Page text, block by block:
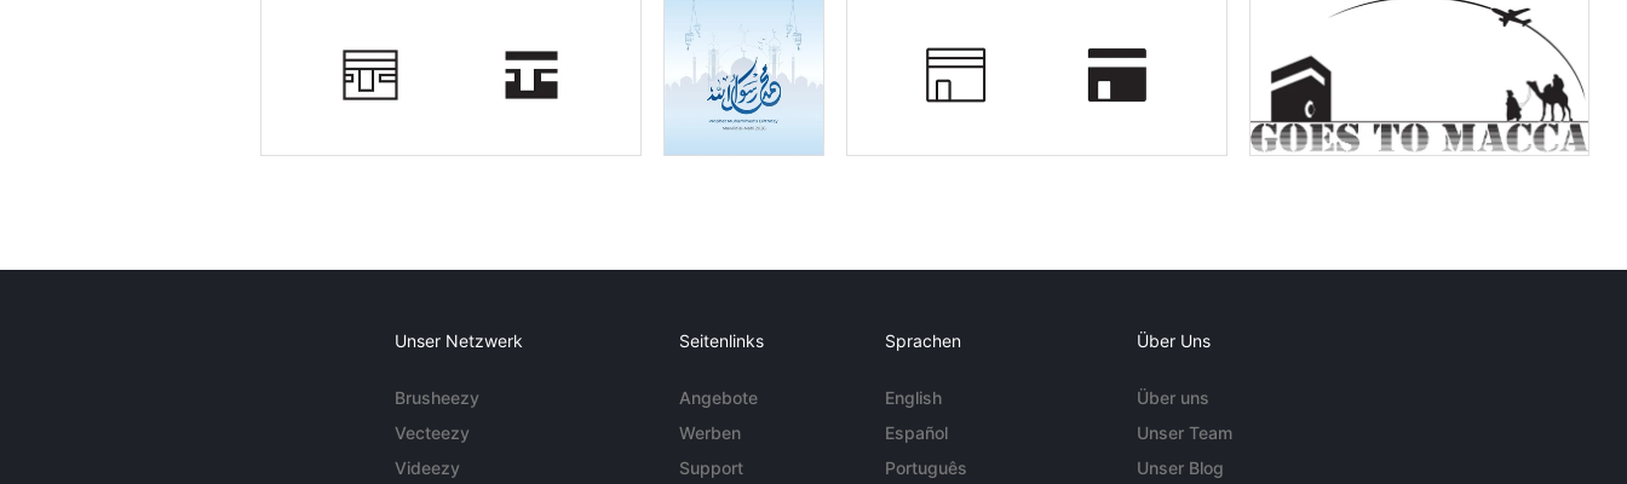
Unser Netzwerk
Brusheezy
Vecteezy
Videezy
Seitenlinks
Angebote
Werben
Support
Sprachen
English
Español
Português
Über Uns
Über uns
Unser Team
Unser Blog